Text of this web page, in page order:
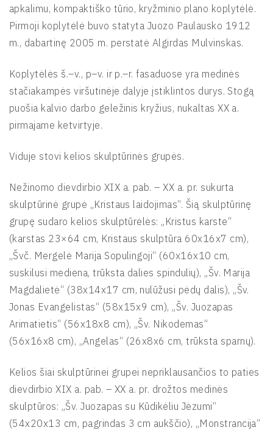
apkalimu, kompaktiško tūrio, kryžminio plano koplytėlė.
Pirmoji koplytėlė buvo statyta Juozo Paulausko 1912
m., dabartinę 2005 m. perstatė Algirdas Mulvinskas.
Koplytėlės š.–v., p–v. ir p.–r. fasaduose yra medinės
stačiakampės viršutinėje dalyje įstiklintos durys. Stogą
puošia kalvio darbo geležinis kryžius, nukaltas XX a.
pirmajame ketvirtyje.
Viduje stovi kelios skulptūrinės grupės.
Nežinomo dievdirbio XIX a. pab. – XX a. pr. sukurta
skulptūrinė grupė „Kristaus laidojimas“. Šią skulptūrinę
grupę sudaro kelios skulptūrėlės: „Kristus karste“
(karstas 23×64 cm, Kristaus skulptūra 60x16x7 cm),
„Švč. Mergelė Marija Sopulingoji“ (60x16x10 cm,
suskilusi mediena, trūksta dalies spindulių), „Šv. Marija
Magdalietė“ (38x14x17 cm, nulūžusi pėdų dalis), „Šv.
Jonas Evangelistas“ (58x15x9 cm), „Šv. Juozapas
Arimatietis“ (56x18x8 cm), „Šv. Nikodemas“
(56x16x8 cm), „Angelas“ (26x8x6 cm, trūksta sparnų).
Kelios šiai skulptūrinei grupei nepriklausančios to paties
dievdirbio XIX a. pab. – XX a. pr. drožtos medinės
skulptūros: „Šv. Juozapas su Kūdikėliu Jėzumi“
(54x20x13 cm, pagrindas 3 cm aukščio), „Monstrancija“